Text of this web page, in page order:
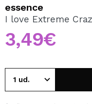
Ao criar uma conta no
compras rapidamente,
encomendas e
essence
I love Extreme
3,49€